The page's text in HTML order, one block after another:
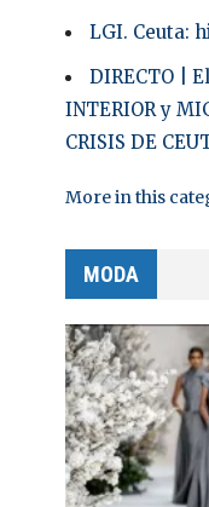
LGI. Ceuta:
DIRECTO |
INTERIOR y
CRISIS DE
More in this
MODA